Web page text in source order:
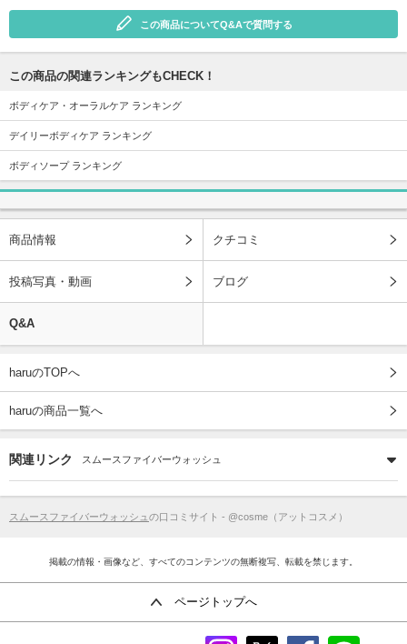
この商品についてQ&Aで質問する
この商品の関連ランキングもCHECK！
ボディケア・オーラルケア ランキング
デイリーボディケア ランキング
ボディソープ ランキング
商品情報 クチコミ
投稿写真・動画 ブログ
Q&A
haruのTOPへ
haruの商品一覧へ
関連リンク スムースファイバーウォッシュ
スムースファイバーウォッシュ の口コミサイト - @cosme（アットコスメ）
掲載の情報・画像など、すべてのコンテンツの無断複写、転載を禁じます。
ページトップへ